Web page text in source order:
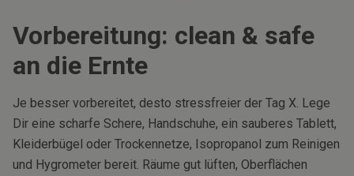
Vorbereitung: clean & safe
an die Ernte
Je besser vorbereitet, desto stressfreier der Tag X. Lege
Dir eine scharfe Schere, Handschuhe, ein sauberes Tablett,
Kleiderbügel oder Trockennetze, Isopropanol zum Reinigen
und Hygrometer bereit. Räume gut lüften, Oberflächen